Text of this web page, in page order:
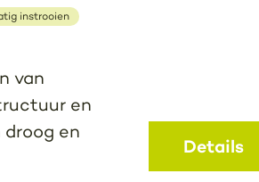
instrooien
van
en
en
Details